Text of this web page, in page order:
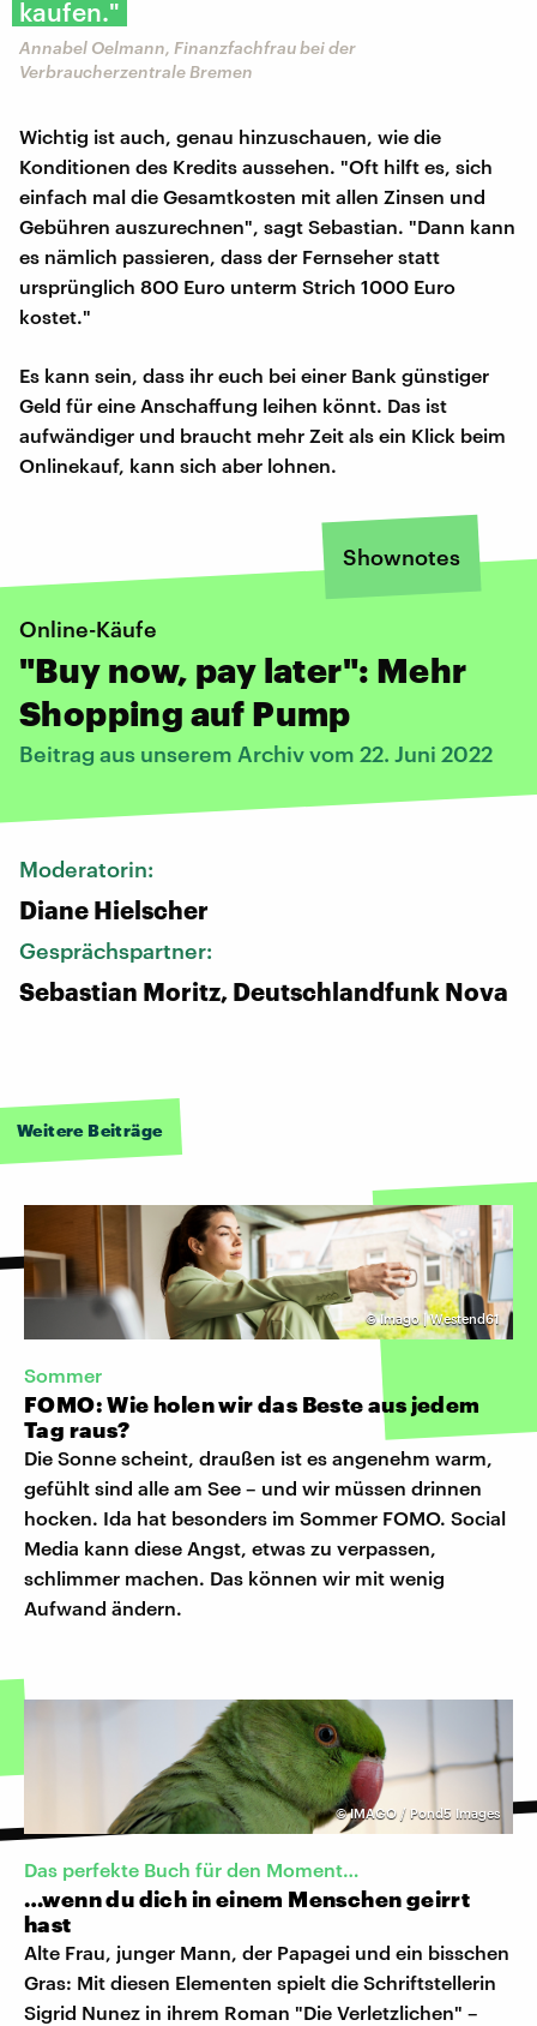
kaufen."
Annabel Oelmann, Finanzfachfrau bei der
Verbraucherzentrale Bremen
Wichtig ist auch, genau hinzuschauen, wie die
Konditionen des Kredits aussehen. "Oft hilft es, sich
einfach mal die Gesamtkosten mit allen Zinsen und
Gebühren auszurechnen", sagt Sebastian. "Dann kann
es nämlich passieren, dass der Fernseher statt
ursprünglich 800 Euro unterm Strich 1000 Euro
kostet."
Es kann sein, dass ihr euch bei einer Bank günstiger
Geld für eine Anschaffung leihen könnt. Das ist
aufwändiger und braucht mehr Zeit als ein Klick beim
Onlinekauf, kann sich aber lohnen.
Shownotes
Online-Käufe
"Buy now, pay later": Mehr
Shopping auf Pump
Beitrag aus unserem Archiv vom 22. Juni 2022
Moderatorin:
Diane Hielscher
Gesprächspartner:
Sebastian Moritz, Deutschlandfunk Nova
Weitere Beiträge
©Imago | Westend61
Sommer
FOMO: Wie holen wir das Beste aus jedem
Tag raus?
Die Sonne scheint, draußen ist es angenehm warm,
gefühlt sind alle am See – und wir müssen drinnen
hocken. Ida hat besonders im Sommer FOMO. Social
Media kann diese Angst, etwas zu verpassen,
schlimmer machen. Das können wir mit wenig
Aufwand ändern.
©IMAGO / Pond5 Images
Das perfekte Buch für den Moment…
…wenn du dich in einem Menschen geirrt
hast
Alte Frau, junger Mann, der Papagei und ein bisschen
Gras: Mit diesen Elementen spielt die Schriftstellerin
Sigrid Nunez in ihrem Roman "Die Verletzlichen" –